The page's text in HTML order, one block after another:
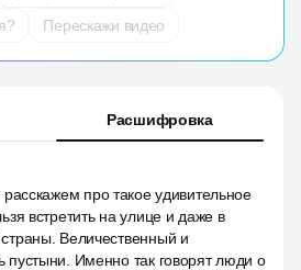
Перескажи видео
Расшифровка
про такое удивительное
встретить на улице и даже в
Величественный и
пустыни. Именно так говорят люди о